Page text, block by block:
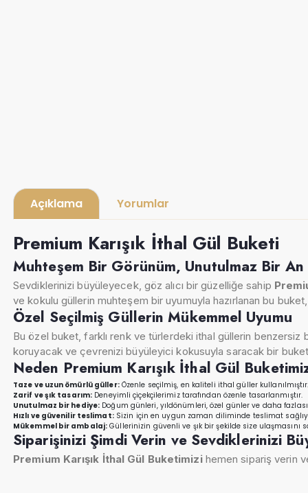
Açıklama Yorumlar
Premium Karışık İthal Gül Buketi
Muhteşem Bir Görünüm, Unutulmaz Bir An
Sevdiklerinizi büyüleyecek, göz alıcı bir güzelliğe sahip
ve kokulu güllerin muhteşem bir uyumuyla hazırlanan bu buket,
Özel Seçilmiş Güllerin Mükemmel Uyumu
Bu özel buket, farklı renk ve türlerdeki ithal güllerin benzersiz
koruyacak ve çevrenizi büyüleyici kokusuyla saracak bir
Neden Premium Karışık İthal Gül
Taze ve uzun ömürlü güller:Özenle seçilmiş, en kaliteli ithal güller kullanılmıştır.
Zarif ve şık tasarım: Deneyimli çiçekçilerimiz tarafından özenle tasarlanmıştır.
Unutulmaz bir hediye: Doğum günleri, yıldönümleri, özel günler ve daha
Hızlı ve güvenilir teslimat:Sizin için en uygun zaman diliminde teslimat
Mükemmel bir ambalaj: Güllerinizin güvenli ve şık bir şekilde size ulaşmasını
Siparişinizi Şimdi Verin ve Sevdiklerinizi
Premium Karışık İthal Gül Buketimizihemen sipariş verin